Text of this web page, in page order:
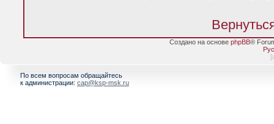
Создано на основе phpBB®
[
По всем вопросам обращайтесь
к администрации: cap@ksp-msk.ru